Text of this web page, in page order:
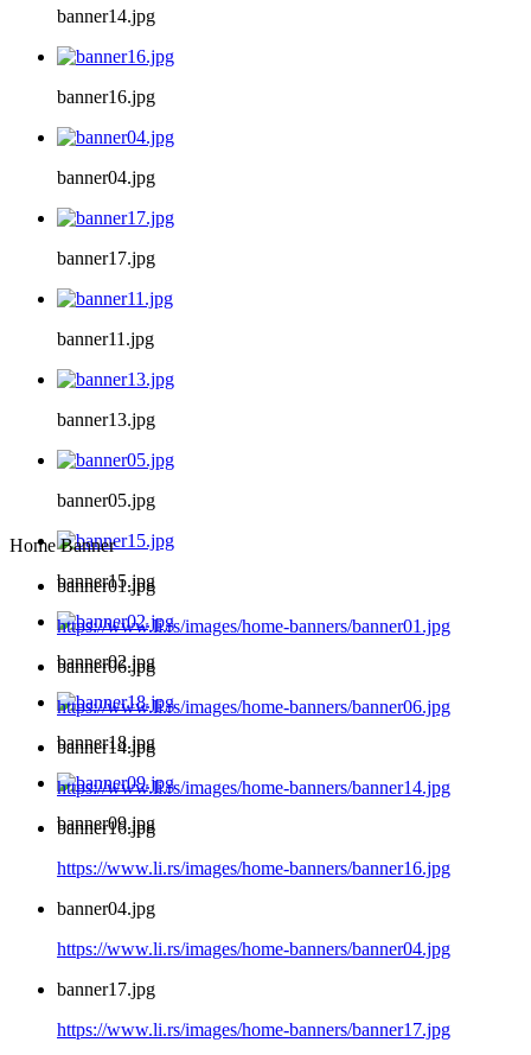
banner14.jpg
banner16.jpg
banner04.jpg
banner17.jpg
banner11.jpg
banner13.jpg
banner05.jpg
banner15.jpg
banner02.jpg
banner18.jpg
banner09.jpg
Home Banner
banner01.jpg
https://www.li.rs/images/home-banners/banner01.jpg
banner06.jpg
https://www.li.rs/images/home-banners/banner06.jpg
banner14.jpg
https://www.li.rs/images/home-banners/banner14.jpg
banner16.jpg
https://www.li.rs/images/home-banners/banner16.jpg
banner04.jpg
https://www.li.rs/images/home-banners/banner04.jpg
banner17.jpg
https://www.li.rs/images/home-banners/banner17.jpg